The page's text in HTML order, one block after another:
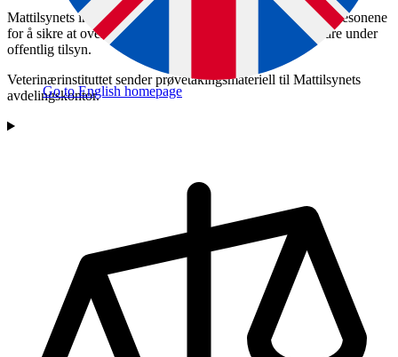
Go to English homepage
Mattilsynets inspektører skal ta de månedlige prøvene i vernesonene
for å sikre at overvåkingen skjer i offentlig regi og ikke bare under
offentlig tilsyn.
Veterinærinstituttet sender prøvetakingsmateriell til Mattilsynets
avdelingskontor.